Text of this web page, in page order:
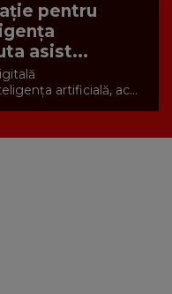
pentru
asist...
artificială, ac...